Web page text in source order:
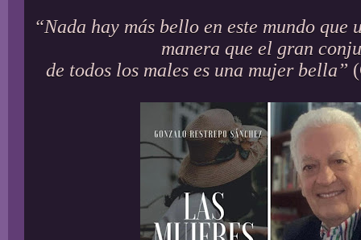
“Nada hay más bello en este mundo que
manera que el gran
de todos los males es una mujer bella”